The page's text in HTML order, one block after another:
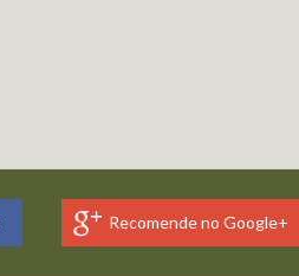
Recomende no Google+